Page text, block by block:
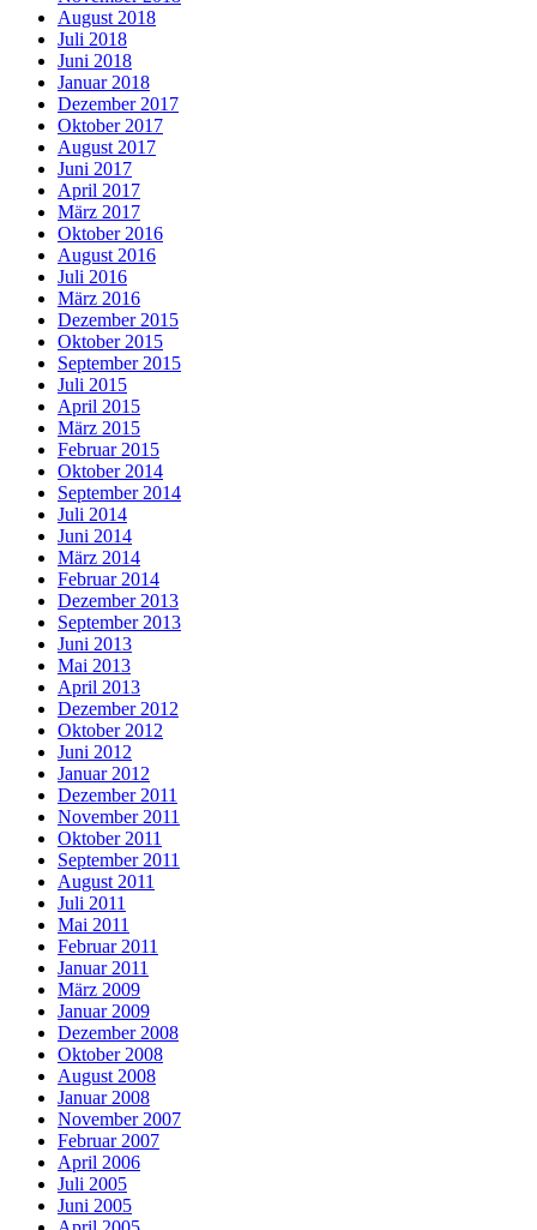
August 2018
Juli 2018
Juni 2018
Januar 2018
Dezember 2017
Oktober 2017
August 2017
Juni 2017
April 2017
März 2017
Oktober 2016
August 2016
Juli 2016
März 2016
Dezember 2015
Oktober 2015
September 2015
Juli 2015
April 2015
März 2015
Februar 2015
Oktober 2014
September 2014
Juli 2014
Juni 2014
März 2014
Februar 2014
Dezember 2013
September 2013
Juni 2013
Mai 2013
April 2013
Dezember 2012
Oktober 2012
Juni 2012
Januar 2012
Dezember 2011
November 2011
Oktober 2011
September 2011
August 2011
Juli 2011
Mai 2011
Februar 2011
Januar 2011
März 2009
Januar 2009
Dezember 2008
Oktober 2008
August 2008
Januar 2008
November 2007
Februar 2007
April 2006
Juli 2005
Juni 2005